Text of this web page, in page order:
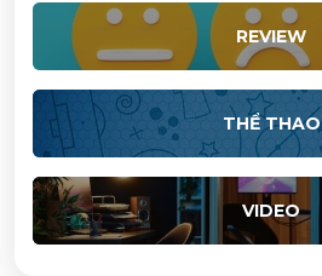
REVIEW
THỂ THAO
VIDEO